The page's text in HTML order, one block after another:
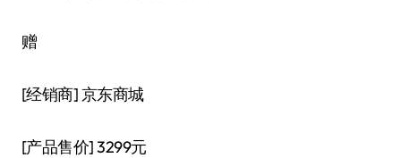
赠
[经销商]京东商城
[产品售价]3299元